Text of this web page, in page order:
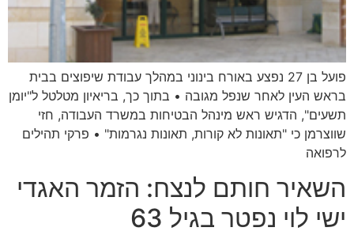
פועל בן 27 נפצע באורח בינוני במהלך עבודת שיפוצים בבית
בראש העין לאחר שנפל מגובה • בתוך כך, בריאיון מטלטל ל"יומן
תשעים", הדגיש ראש מינהל הבטיחות במשרד העבודה, חזי
שווצרמן כי "תאונות לא קורות, תאונות נגרמות" • פרקי תהילים
לרפואה
השאיר חותם לנצח: הזמר האגדי
ישי לוי נפטר בגיל 63